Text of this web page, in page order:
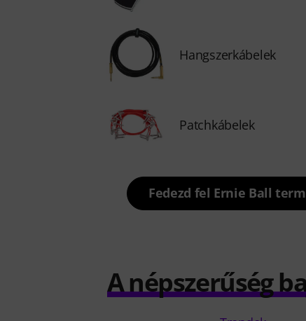
Hangszerkábelek
Patchkábelek
Fedezd fel Ernie Ball
A népszerűség